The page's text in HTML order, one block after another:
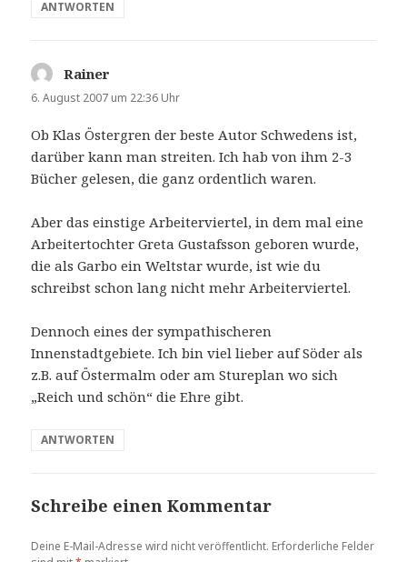
ANTWORTEN
Rainer
6. August 2007 um 22:36 Uhr
Ob Klas Östergren der beste Autor Schwedens ist,
darüber kann man streiten. Ich hab von ihm 2-3
Bücher gelesen, die ganz ordentlich waren.
Aber das einstige Arbeiterviertel, in dem mal eine
Arbeitertochter Greta Gustafsson geboren wurde,
die als Garbo ein Weltstar wurde, ist wie du
schreibst schon lang nicht mehr Arbeiterviertel.
Dennoch eines der sympathischeren
Innenstadtgebiete. Ich bin viel lieber auf Söder als
z.B. auf Östermalm oder am Stureplan wo sich
„Reich und schön“ die Ehre gibt.
ANTWORTEN
Schreibe einen Kommentar
Deine E-Mail-Adresse wird nicht veröffentlicht. Erforderliche Felder